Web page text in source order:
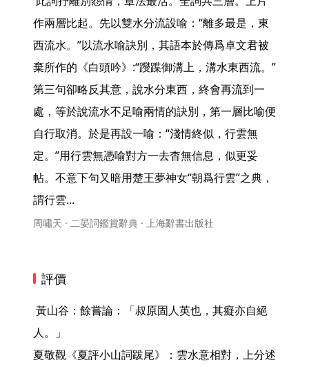
作兩層比起。先以雙水分流設喻：“離多最是，東
西流水。”以流水喻訣別，其語本於傳爲卓文君被
棄所作的《白頭吟》:“躞蹀御溝上，溝水東西流。”
第三句卻略反其意，說水分東西，終會再流到一
處，等於說流水不足喻兩情的訣別，第一層比喻便
自行取消。於是再設一喻：“淺情終似，行雲無
定。”用行雲無憑喻對方一去杳無信息，似更妥
帖。不意下句又暗用楚王夢神女“朝爲行雲”之典，
謂行雲...
周嘯天 · 二晏詞鑑賞辭典 · 上海辭書出版社
評價
人。」
夏敬觀《夏評小山詞跋尾》：雲水意相對，上分述